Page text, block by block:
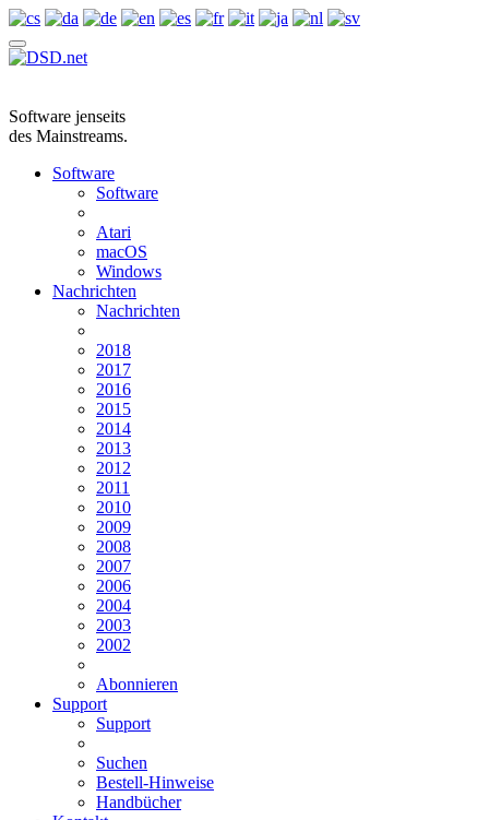
Software jenseits
des Mainstreams.
Software
Software
Atari
macOS
Windows
Nachrichten
Nachrichten
2018
2017
2016
2015
2014
2013
2012
2011
2010
2009
2008
2007
2006
2004
2003
2002
Abonnieren
Support
Support
Suchen
Bestell-Hinweise
Handbücher